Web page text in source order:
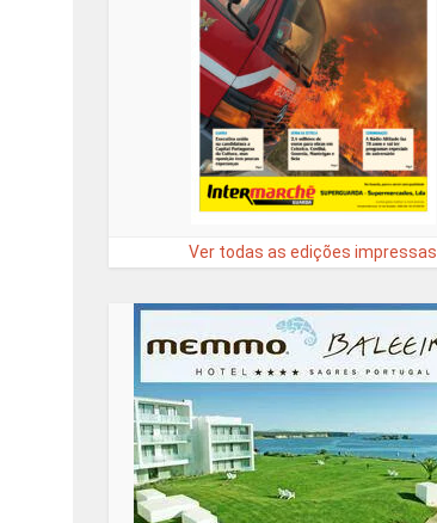
Ver todas as edições impressas